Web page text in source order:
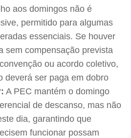
aos domingos não é
permitido para algumas
essenciais. Se houver
sem compensação prevista
ou acordo coletivo,
deverá ser paga em dobro
A PEC mantém o domingo
de descanso, mas não
dia, garantindo que
funcionar possam